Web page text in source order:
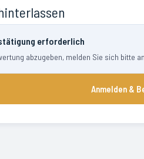
erforderlich
abzugeben, melden Sie sich bitte
Anmelden &